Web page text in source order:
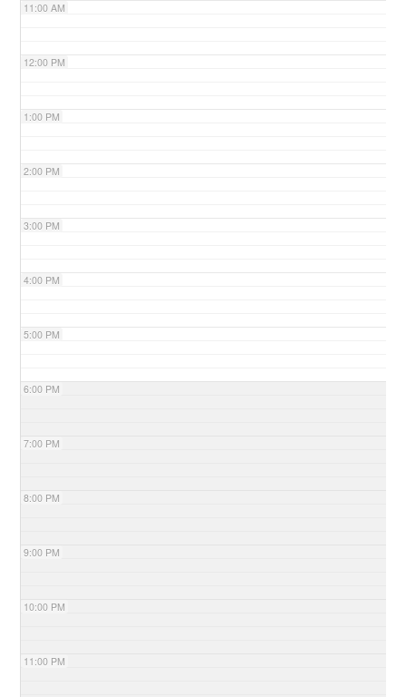
11:00 AM
12:00 PM
1:00 PM
2:00 PM
3:00 PM
4:00 PM
5:00 PM
6:00 PM
7:00 PM
8:00 PM
9:00 PM
10:00 PM
11:00 PM